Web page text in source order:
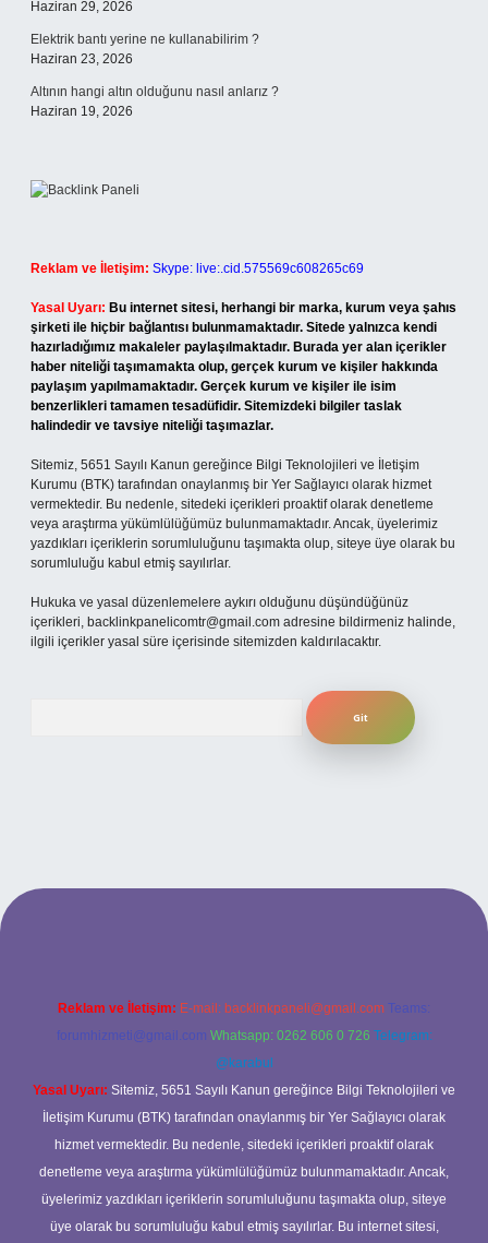
Haziran 29, 2026
Elektrik bantı yerine ne kullanabilirim ?
Haziran 23, 2026
Altının hangi altın olduğunu nasıl anlarız ?
Haziran 19, 2026
Reklam ve İletişim: Skype: live:.cid.575569c608265c69
Yasal Uyarı: Bu internet sitesi, herhangi bir marka, kurum veya şahıs
şirketi ile hiçbir bağlantısı bulunmamaktadır. Sitede yalnızca kendi
hazırladığımız makaleler paylaşılmaktadır. Burada yer alan içerikler
haber niteliği taşımamakta olup, gerçek kurum ve kişiler hakkında
paylaşım yapılmamaktadır. Gerçek kurum ve kişiler ile isim
benzerlikleri tamamen tesadüfidir. Sitemizdeki bilgiler taslak
halindedir ve tavsiye niteliği taşımazlar.
Sitemiz, 5651 Sayılı Kanun gereğince Bilgi Teknolojileri ve İletişim
Kurumu (BTK) tarafından onaylanmış bir Yer Sağlayıcı olarak hizmet
vermektedir. Bu nedenle, sitedeki içerikleri proaktif olarak denetleme
veya araştırma yükümlülüğümüz bulunmamaktadır. Ancak, üyelerimiz
yazdıkları içeriklerin sorumluluğunu taşımakta olup, siteye üye olarak bu
sorumluluğu kabul etmiş sayılırlar.
Hukuka ve yasal düzenlemelere aykırı olduğunu düşündüğünüz
içerikleri, backlinkpanelicomtr@gmail.com adresine bildirmeniz halinde,
ilgili içerikler yasal süre içerisinde sitemizden kaldırılacaktır.
bahis sitesi
Reklam ve İletişim: E-mail: backlinkpaneli@gmail.com Teams:
forumhizmeti@gmail.com Whatsapp: 0262 606 0 726 Telegram:
@karabul
Yasal Uyarı: Sitemiz, 5651 Sayılı Kanun gereğince Bilgi Teknolojileri ve
İletişim Kurumu (BTK) tarafından onaylanmış bir Yer Sağlayıcı olarak
hizmet vermektedir. Bu nedenle, sitedeki içerikleri proaktif olarak
denetleme veya araştırma yükümlülüğümüz bulunmamaktadır. Ancak,
üyelerimiz yazdıkları içeriklerin sorumluluğunu taşımakta olup, siteye
üye olarak bu sorumluluğu kabul etmiş sayılırlar. Bu internet sitesi,